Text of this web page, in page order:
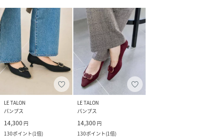
LE TALON
パンプス
14,300 円
130ポイント(1倍)
LE TALON
パンプス
14,300 円
130ポイント(1倍)